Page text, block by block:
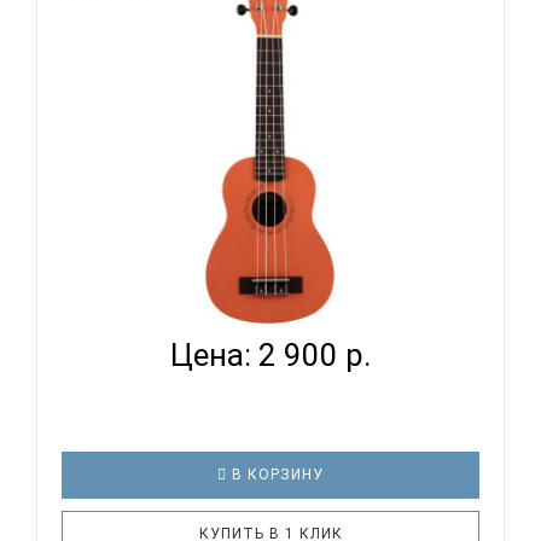
путешествий. Море, закат и нежная мелодия этого
инструмента просто созданы друг для друга.
VESTON KUS 15BK I имеет стандар..
VESTON UKULELE KUS 15 OR I - УКУЛЕЛЕ СОПРАНО...
Цена: 2 900 р.
В КОРЗИНУ
КУПИТЬ В 1 КЛИК